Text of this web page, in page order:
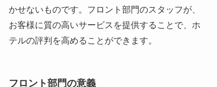
かせないものです。フロント部門のスタッフが、
お客様に質の高いサービスを提供することで、ホ
テルの評判を高めることができます。
フロント部門の意義